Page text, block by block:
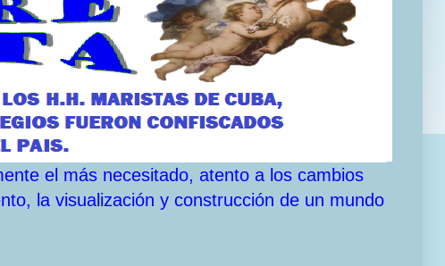
el más necesitado, atento a los cambios
la visualización y construcción de un mundo